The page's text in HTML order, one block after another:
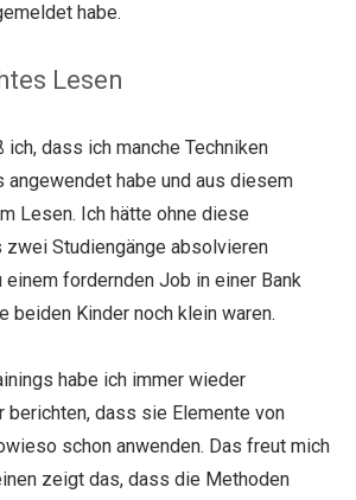
habe.
Lesen
ich, dass ich manche Techniken
habe und aus diesem
Lesen. Ich hätte ohne diese
zwei Studiengänge absolvieren
einem fordernden Job in einer Bank
beiden Kinder noch klein waren.
habe ich immer wieder
berichten, dass sie Elemente von
schon anwenden. Das freut mich
zeigt das, dass die Methoden